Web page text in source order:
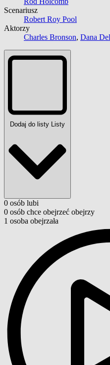
Scenariusz
Robert Roy Pool
Aktorzy
Charles Bronson, Dana
Dodaj do listy Listy
0 osób lubi
0 osób chce obejrzeć obejrzy
1 osoba obejrzała